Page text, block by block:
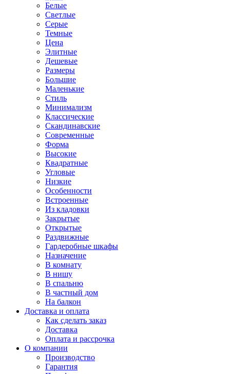
Белые
Светлые
Серые
Темные
Цена
Элитные
Дешевые
Размеры
Большие
Маленькие
Стиль
Минимализм
Классические
Скандинавские
Современные
Форма
Высокие
Квадратные
Угловые
Низкие
Особенности
Встроенные
Из кладовки
Закрытые
Открытые
Раздвижные
Гардеробные шкафы
Назначение
В комнату
В нишу
В спальню
В частный дом
На балкон
Доставка и оплата
Как сделать заказ
Доставка
Оплата и рассрочка
О компании
Производство
Гарантия